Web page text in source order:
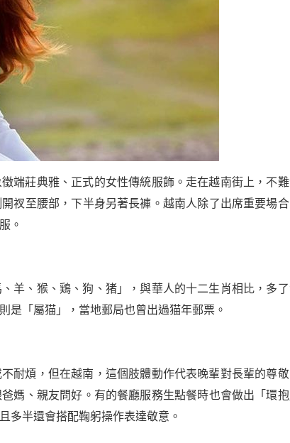
端莊典雅、正式的女性傳統服飾。走在越南街上，不
衩至腰部，下半身另著長褲。越南人除了出席重要場
。
羊、猴、鶏、狗、猪」，與華人的十二生肖相比，多
是「屬猫」，當地郵局也曾出過猫年郵票。
耐煩，但在越南，這個肢體動作代表晚輩對長輩的尊敬
媽、親友問好。有的餐廳服務生點餐時也會做出「環抱
多半還會搭配鞠躬操作表達敬意。